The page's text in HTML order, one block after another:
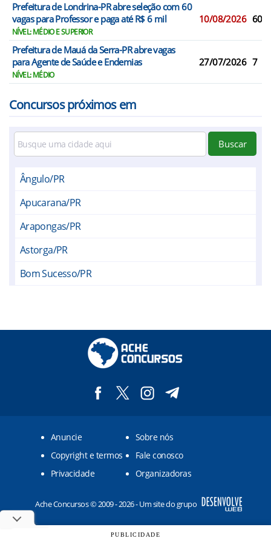
Prefeitura de Londrina-PR abre seleção com 60
vagas para Professor e paga até R$ 6 mil
NÍVEL: MÉDIO E SUPERIOR
10/08/2026 60
Prefeitura de Mauá da Serra-PR abre vagas
para Agente de Saúde e Endemias
NÍVEL: MÉDIO
27/07/2026 7
Concursos próximos em
Buscar
Ângulo/PR
Apucarana/PR
Arapongas/PR
Astorga/PR
Bom Sucesso/PR
Fênix/PR
Floresta/PR
Iguaraçu/PR
Anuncie
Sobre nós
Copyright e termos
Fale conosco
Privacidade
Organizadoras
Ache Concursos © 2009 - 2026 - Um site do grupo
PUBLICIDADE